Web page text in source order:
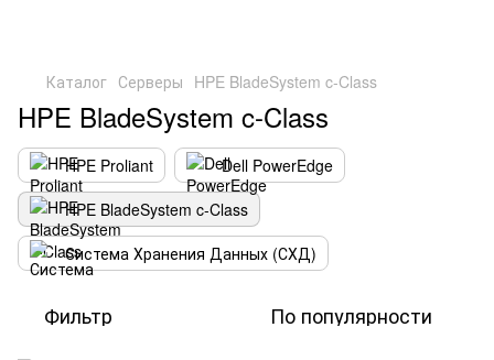
Каталог Серверы HPE BladeSystem c-Class
HPE BladeSystem c-Class
HPE Proliant
Dell PowerEdge
HPE BladeSystem c-Class
Система Хранения Данных (СХД)
Фильтр По популярности